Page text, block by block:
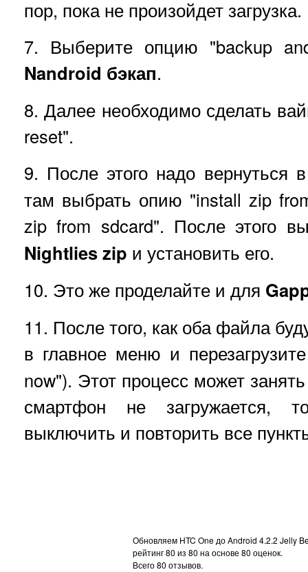
пор, пока не произойдет загрузка.
7. Выберите опцию "backup
Nandroid бэкап.
8. Далее необходимо сделать
reset".
9. После этого надо вернуться
там выбрать опию "install zip
zip from sdcard". После этого
Nightlies zip и установить его.
10. Это же проделайте и для
11. После того, как оба файла
в главное меню и
now"). Этот процесс может
смартфон не загружается,
выключить и повторить все
Обновляем HTC One до Android 4.2.2 Jelly
рейтинг80 из 80 на основе 80 оценок.
Всего80 отзывов.